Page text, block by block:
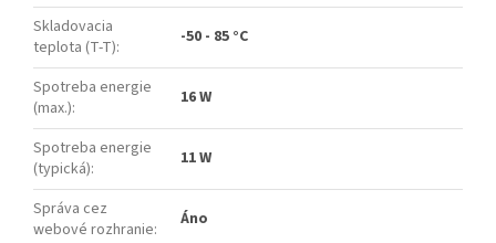
Skladovacia
teplota (T-T): -50 - 85 °C
Spotreba energie
(max.): 16 W
Spotreba energie
(typická): 11 W
Správa cez
webové rozhranie: Áno